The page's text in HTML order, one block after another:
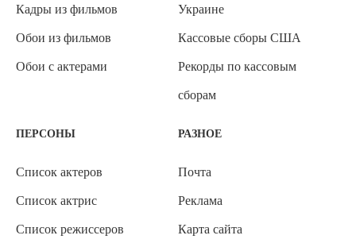
Кадры из фильмов
Обои из фильмов
Обои с актерами
Украине
Кассовые сборы США
Рекорды по кассовым
сборам
ПЕРСОНЫ
Список актеров
Список актрис
Список режиссеров
РАЗНОЕ
Почта
Реклама
Карта сайта